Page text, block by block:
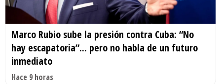
Marco Rubio sube la presión contra Cuba: “No
hay escapatoria”... pero no habla de un futuro
inmediato
Hace 9 horas